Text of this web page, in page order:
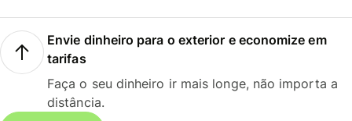
Envie dinheiro para o exterior e economize em
tarifas
Faça o seu dinheiro ir mais longe, não importa a
distância.